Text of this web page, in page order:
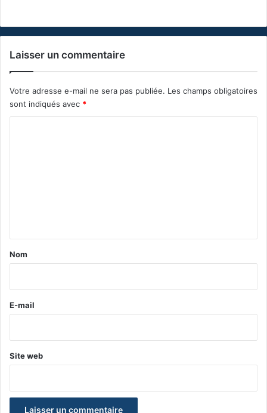
Laisser un commentaire
Votre adresse e-mail ne sera pas publiée. Les champs obligatoires
sont indiqués avec *
a
e
Nom
E-mail
Site web